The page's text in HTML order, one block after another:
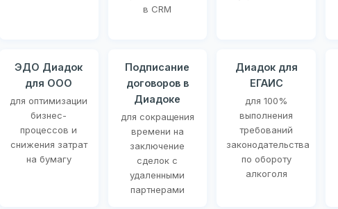
в CRM
ЭДО Диадок
для ООО
для оптимизации
бизнес-
процессов и
снижения затрат
на бумагу
Подписание
договоров в
Диадоке
для сокращения
времени на
заключение
сделок с
удаленными
партнерами
Диадок для
ЕГАИС
для 100%
выполнения
требований
законодательства
по обороту
алкоголя